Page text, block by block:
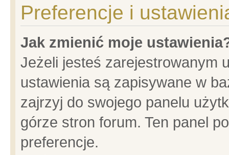
Preferencje i
Jak zmienić moje
Jeżeli jesteś zarejestrowanym
ustawienia są zapisywane w
zajrzyj do swojego panelu
górze stron forum. Ten panel
preferencje.